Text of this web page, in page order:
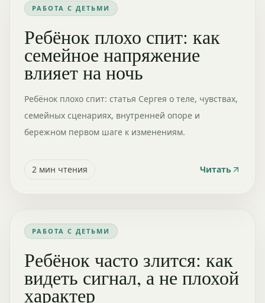
РАБОТА С ДЕТЬМИ
Ребёнок плохо спит: как
семейное напряжение
влияет на ночь
Ребёнок плохо спит: статья Сергея о теле, чувствах,
семейных сценариях, внутренней опоре и
бережном первом шаге к изменениям.
2 мин чтения Читать
РАБОТА С ДЕТЬМИ
Ребёнок часто злится: как
видеть сигнал, а не плохой
характер